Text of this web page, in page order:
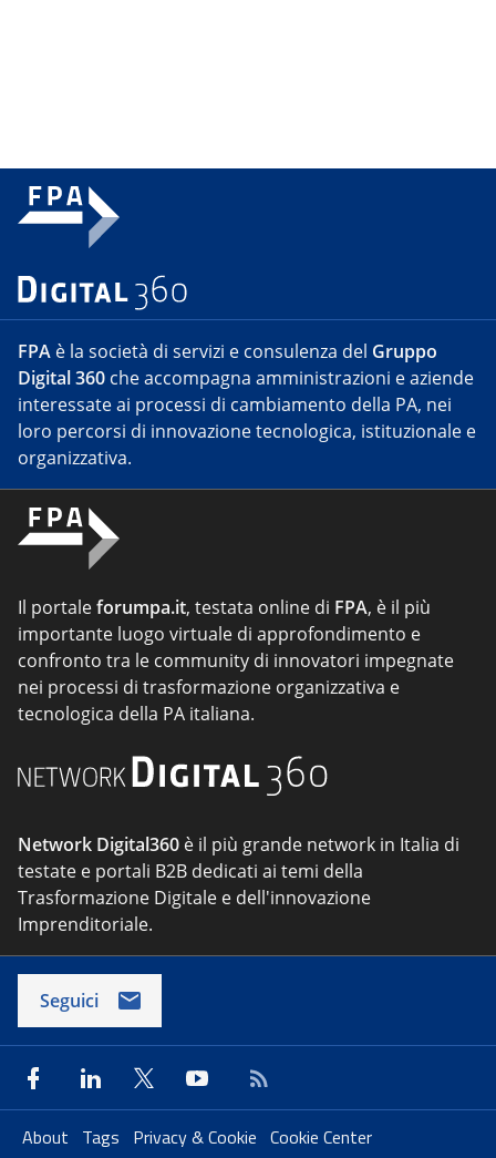
FPA è la società di servizi e consulenza del Gruppo
Digital 360 che accompagna amministrazioni e aziende
interessate ai processi di cambiamento della PA, nei
loro percorsi di innovazione tecnologica, istituzionale e
organizzativa.
Il portaleforumpa.it, testata online di FPA, è il più
importante luogo virtuale di approfondimento e
confronto tra le community di innovatori impegnate
nei processi di trasformazione organizzativa e
tecnologica della PA italiana.
Network Digital360 è il più grande network in Italia di
testate e portali B2B dedicati ai temi della
Trasformazione Digitale e dell'innovazione
Imprenditoriale.
Seguici
About Tags Privacy & Cookie Cookie Center